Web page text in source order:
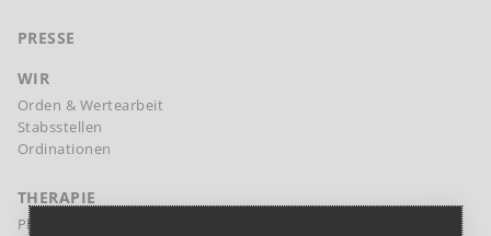
PRESSE
WIR
Orden & Wertearbeit
Stabsstellen
Ordinationen
THERAPIE
Physikalische Therapie Margareten